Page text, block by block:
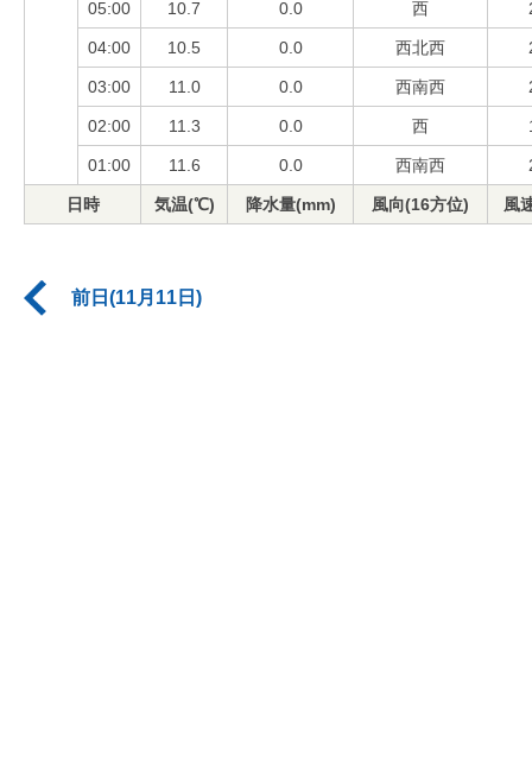
05:00 10.7 0.0 西
04:00 10.5 0.0 西北西
03:00 11.0 0.0 西南西
02:00 11.3 0.0 西
01:00 11.6 0.0 西南西
日時 気温(℃) 降水量(mm) 風向(16方位) 風
前日(11月11日)